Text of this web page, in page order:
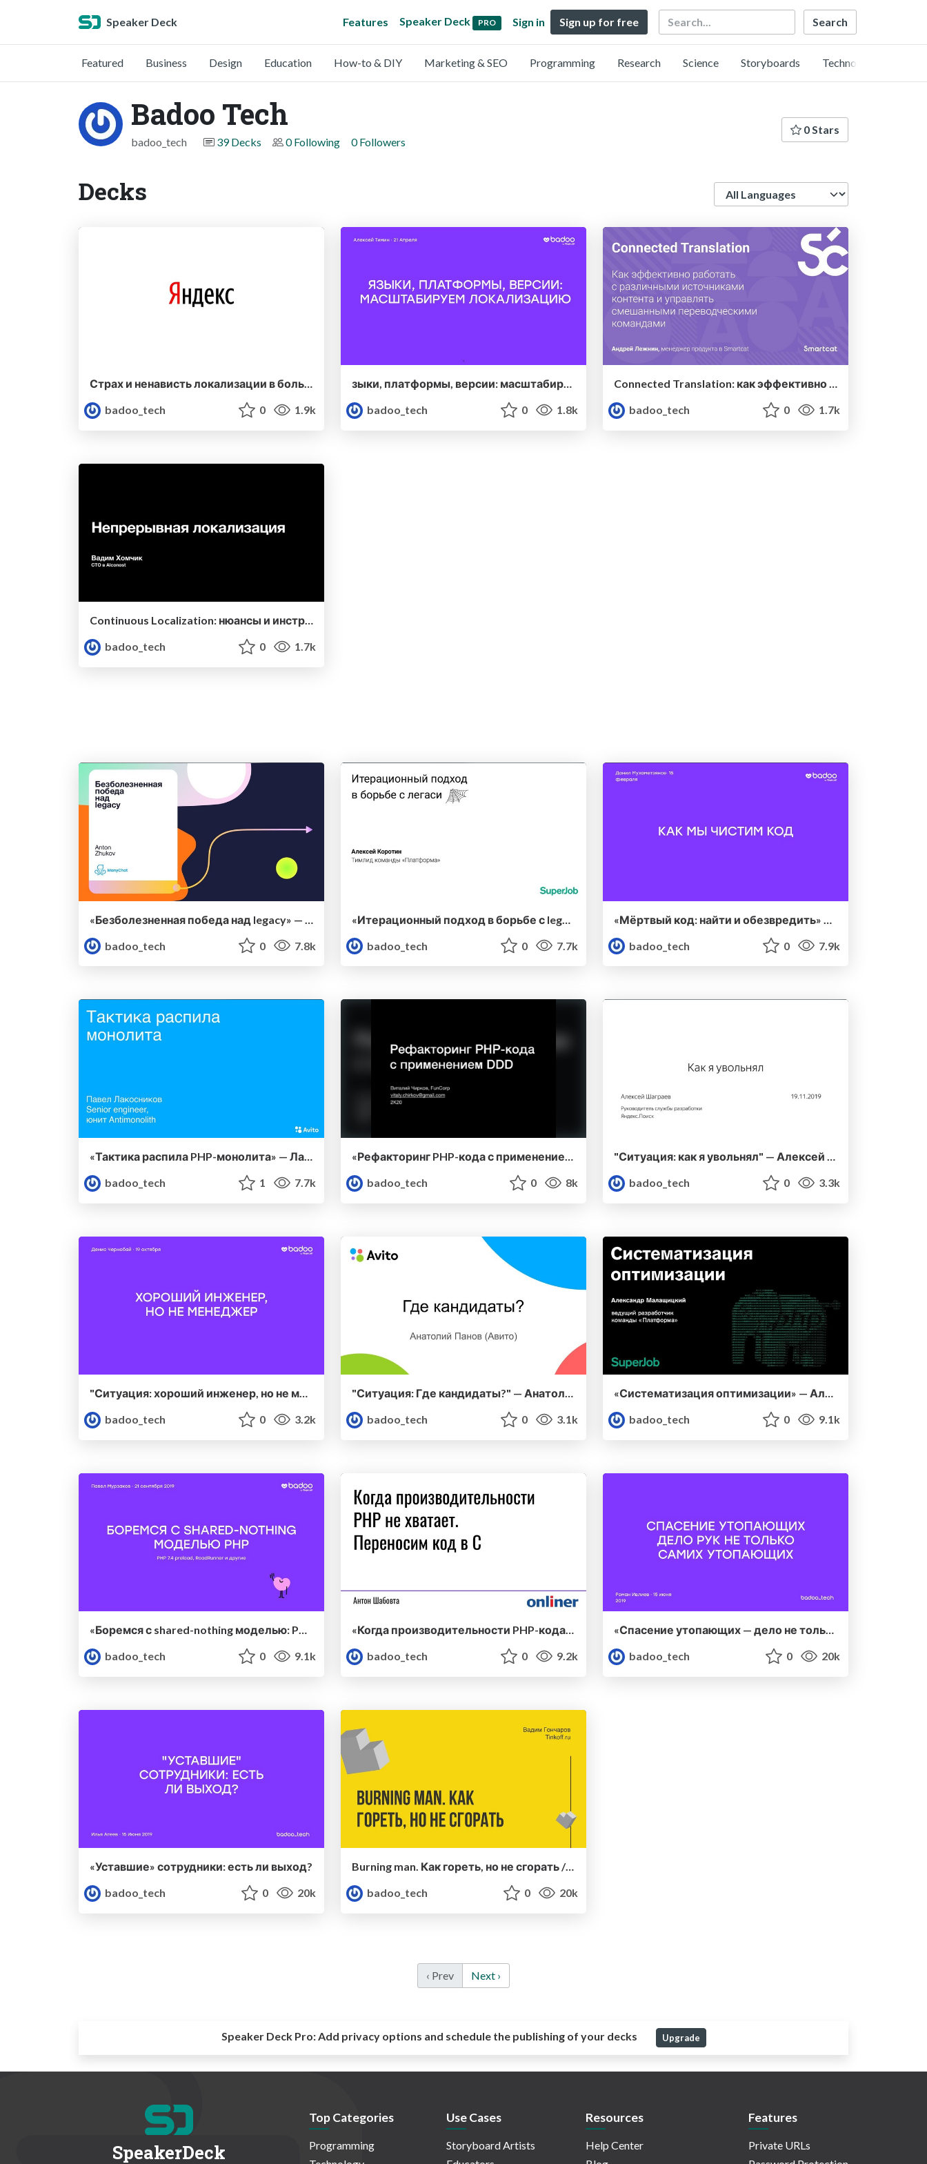
Speaker Deck Features Speaker Deck PRO Sign in Sign up for free Search
Featured Business Design Education How-to & DIY Marketing & SEO Programming Research Science Storyboards Technology
Badoo Tech
badoo_tech 39 Decks 0 Following 0 Followers
0 Stars
Decks
Страх и ненависть локализации в больших проектах — Дмитрий Андриянов (Яндекс)
badoo_tech
0 1.9k
зыки, платформы, версии: масштабируем локализацию — Алексей Тимин(Badoo)
badoo_tech
0 1.8k
Connected Translation: как эффективно работать с различными источниками контента и управлять смешанными переводческими командами — Андрей Лежнин (Smartcat)
badoo_tech
0 1.7k
Continuous Localization: нюансы и инструменты проектов разного типа и размера (Вадим Хомчик, CTO Alconost)
badoo_tech
0 1.7k
badoo_tech
0 7.8k
badoo_tech
0 7.7k
badoo_tech
0 7.9k
badoo_tech
1 7.7k
badoo_tech
0 8k
badoo_tech
0 3.3k
"Ситуация: хороший инженер, но не менеджер" — Денис Чернобай (Badoo)
badoo_tech
0 3.2k
"Ситуация: Где кандидаты?" — Анатолий Панов (Авито)
badoo_tech
0 3.1k
«Систематизация оптимизации» — Александр Малащицкий (Superjob)
badoo_tech
0 9.1k
«Боремся с shared-nothing моделью: PHP 7.4 preload, RoadRunner и другие» — Павел Мурзаков (Badoo)
badoo_tech
0 9.1k
«Когда производительности PHP-кода не хватает: пишем С драйвер для PHP + RoadRunner» — Антон Шабовта (Onliner)
badoo_tech
0 9.2k
«Спасение утопающих — дело не только самих утопающих» / Роман Ивлиев (Mos.ru)
badoo_tech
0 20k
«Уставшие» сотрудники: есть ли выход?
badoo_tech
0 20k
Burning man. Как гореть, но не сгорать / Вадим Гончаров, Tinkoff.ru
badoo_tech
0 20k
‹ Prev Next ›
Speaker Deck Pro:Add privacy options and schedule the publishing of your decks Upgrade
SpeakerDeck
Top Categories
Programming
Use Cases
Storyboard Artists
Resources
Help Center
Features
Private URLs